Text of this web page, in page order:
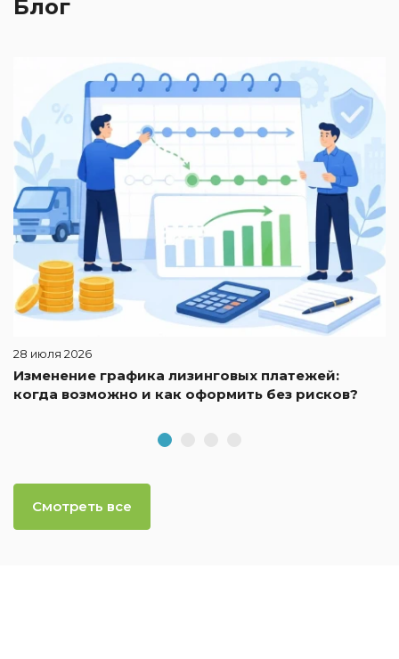
Блог
28 июля 2026
Изменение графика лизинговых платежей:
когда возможно и как оформить без рисков?
Смотреть все